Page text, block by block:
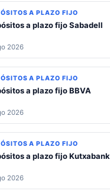
A PLAZO FIJO
a plazo fijo Sabadell
2026
A PLAZO FIJO
a plazo fijo BBVA
2026
A PLAZO FIJO
a plazo fijo Kutxabank
2026